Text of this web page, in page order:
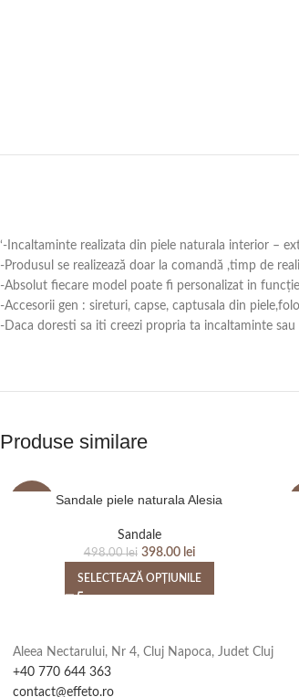
‘-Incaltaminte realizata din piele naturala interior –
-Produsul se realizează doar la comandă ,timp de
-Absolut fiecare model poate fi personalizat in
-Accesorii gen : sireturi, capse, captusala din
-Daca doresti sa iti creezi propria ta incaltaminte
Produse similare
Sandale piele naturala Alesia
Sandale
498.00lei 398.00 lei
SELECTEAZĂ OPȚIUNILE
Aleea Nectarului, Nr 4, Cluj Napoca, Judet Cluj
+40 770 644 363
contact@effeto.ro